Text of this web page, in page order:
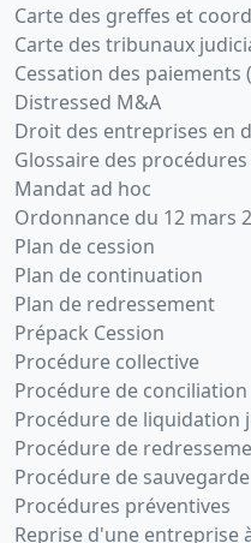
Carte des greffes et
Carte des tribunaux
Cessation des paiements
Distressed M&A
Droit des entreprises en
Glossaire des
Mandat ad hoc
Ordonnance du 12 mars
Plan de cession
Plan de continuation
Plan de redressement
Prépack Cession
Procédure collective
Procédure de conciliation
Procédure de liquidation
Procédure de
Procédure de sauvegarde
Procédures préventives
Reprise d'une entreprise